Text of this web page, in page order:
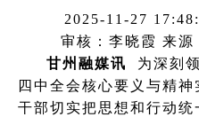
2025-11-27
审核：李晓霞 来源
甘州融媒讯 为深刻
四中全会核心要义与精
干部切实把思想和行动统